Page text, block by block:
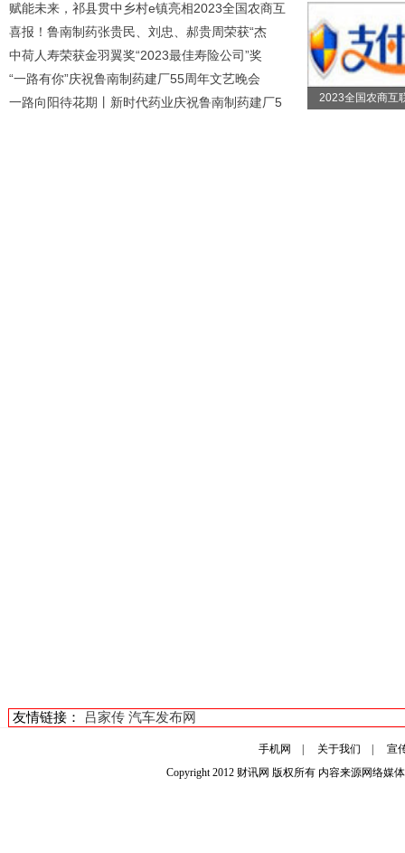
赋能未来，祁县贯中乡村e镇亮相2023全国农商互
喜报！鲁南制药张贵民、刘忠、郝贵周荣获“杰
中荷人寿荣获金羽翼奖“2023最佳寿险公司”奖
“一路有你”庆祝鲁南制药建厂55周年文艺晚会
一路向阳待花期丨新时代药业庆祝鲁南制药建厂5
2023全国农商互
友情链接： 吕家传 汽车发布网
手机网 关于我们 |宣
Copyright 2012 财讯网 版权所有 内容来源网络媒